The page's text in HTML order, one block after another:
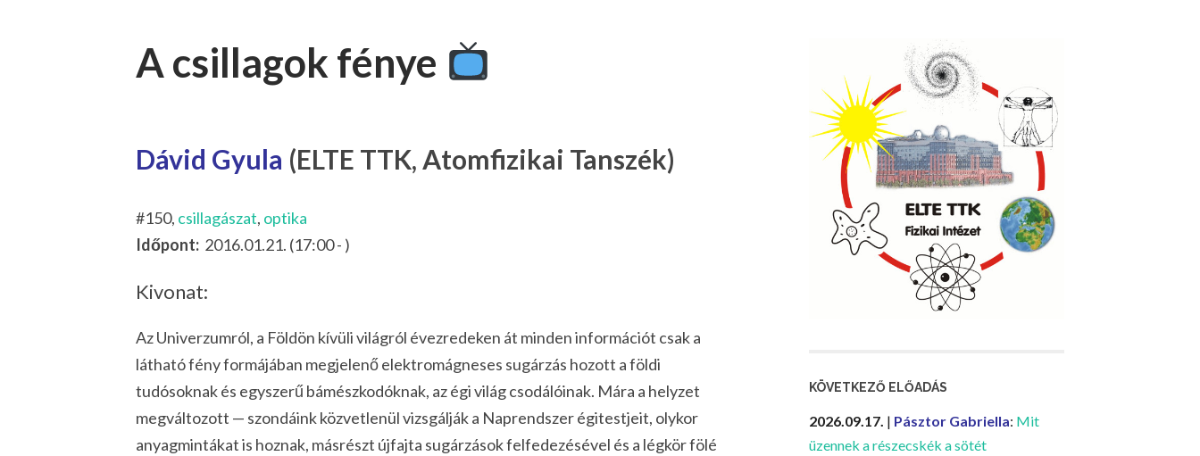
IG
A csillagok fénye
Dávid Gyula (ELTE TTK, Atomfizikai Tanszék)
#150, csillagászat, optika
Időpont: 2016.01.21. (17:00 - )
Kivonat:
Az Univerzumról, a Földön kívüli világról évezredeken át minden információt csak a
látható fény formájában megjelenő elektromágneses sugárzás hozott a földi
tudósoknak és egyszerű bámészkodóknak, az égi világ csodálóinak. Mára a helyzet
megváltozott — szondáink közvetlenül vizsgálják a Naprendszer égitestjeit, olykor
anyagmintákat is hoznak, másrészt újfajta sugárzások felfedezésével és a légkör fölé
KÖVETKEZŐ ELŐADÁS
2026.09.17. | Pásztor Gabriella: Mit
üzennek a részecskék a sötét